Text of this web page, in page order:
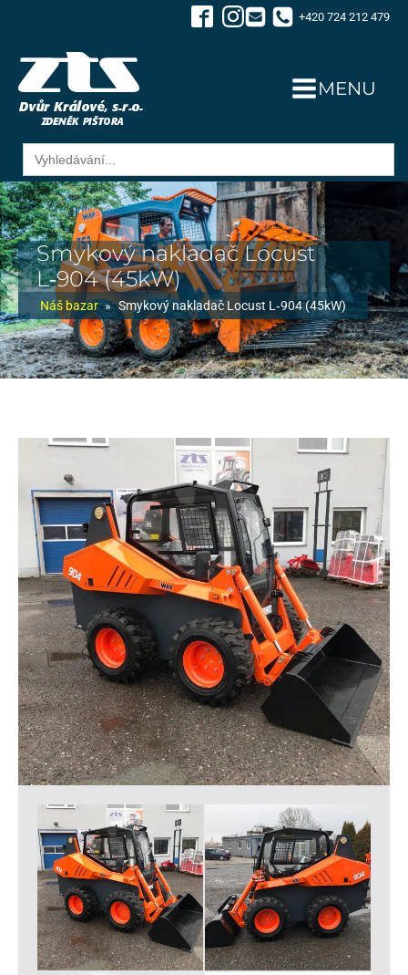
+420 724 212 479
MENU
Search
for:
Smykový nakladač Locust
L‑904 (45kW)
Náš bazar » Smykový nakladač Locust L‑904 (45kW)